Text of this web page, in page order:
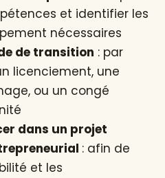
et identifier les
nécessaires
de transition : par
licenciement, une
ou un congé
dans un projet
: afin de
et les